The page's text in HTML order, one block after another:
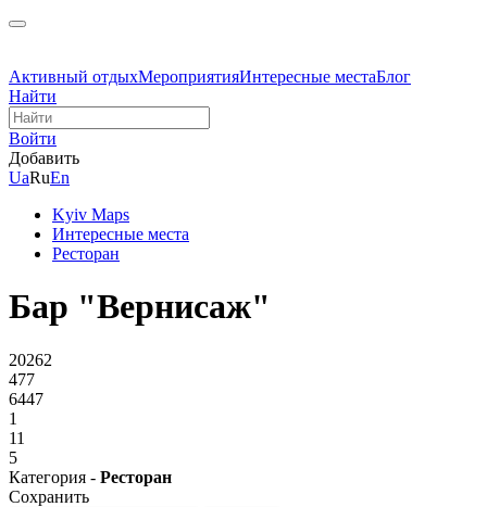
Активный отдыхМероприятияИнтересные местаБлог
Найти
Войти
Добавить
UaRuEn
Kyiv Maps
Интересные места
Ресторан
Бар "Вернисаж"
20262
477
6447
1
11
5
Категория - Ресторан
Сохранить